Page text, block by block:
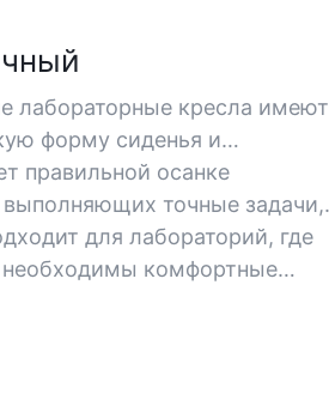
лабораторные кресла имеют
форму сиденья и
поясничную опору для
при длительном
правильной осанке
выполняющих точные задачи,
или анализ
для лабораторий, где
необходимы комфортные